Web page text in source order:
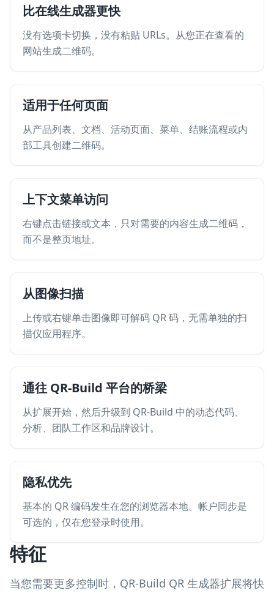
比在线生成器更快
没有选项卡切换，没有粘贴 URLs。从您正在查看的
网站生成二维码。
适用于任何页面
从产品列表、文档、活动页面、菜单、结账流程或内
部工具创建二维码。
上下文菜单访问
右键点击链接或文本，只对需要的内容生成二维码，
而不是整页地址。
从图像扫描
上传或右键单击图像即可解码 QR 码，无需单独的扫
描仪应用程序。
通往 QR-Build 平台的桥梁
从扩展开始，然后升级到 QR-Build 中的动态代码、
分析、团队工作区和品牌设计。
隐私优先
基本的 QR 编码发生在您的浏览器本地。帐户同步是
可选的，仅在您登录时使用。
特征
当您需要更多控制时，QR-Build QR 生成器扩展将快